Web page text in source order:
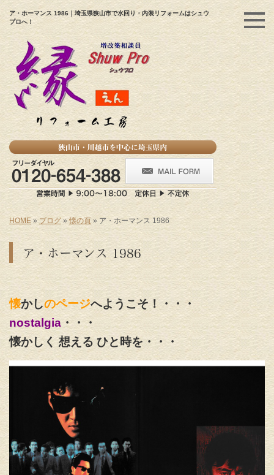
ア・ホーマンス 1986｜埼玉県狭山市で水回り・内装リフォームはシュウ
プロへ！
HOME »ブログ » 懐の頁 » ア・ホーマンス 1986
ア・ホーマンス 1986
懐かしのページへようこそ！・・・
nostalgia ・・・
懐かしく 想える ひと時を・・・